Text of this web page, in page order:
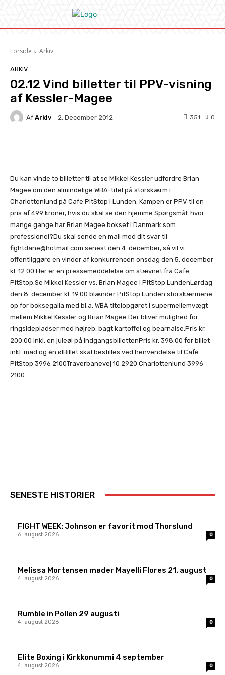
Forside Arkiv
ARKIV
02.12 Vind billetter til PPV-visning
af Kessler-Magee
Af Arkiv 2. December 2012 0
351
Du kan vinde to billetter til at se Mikkel Kessler udfordre Brian
Magee om den almindelige WBA-titel på storskærm i
Charlottenlund på Cafe PitStop i Lunden. Kampen er PPV til en
pris af 499 kroner, hvis du skal se den hjemme.Spørgsmål: hvor
mange gange har Brian Magee bokset i Danmark som
professionel?Du skal sende en mail med dit svar til
fightdane@hotmail.com senest den 4. december, så vil vi
offentliggøre en vinder af konkurrencen onsdag den 5. december
kl. 12.00.Her er en pressemeddelelse om stævnet fra Cafe
PitStop:Se Mikkel Kessler vs. Brian Magee i PitStop LundenLørdag
den 8. december kl. 19.00 blænder PitStop Lunden storskærmene
op for boksegalla med bl.a. WBA titelopgøret i supermellemvægt
mellem Mikkel Kessler og Brian Magee.Der bliver mulighed for
ringsidepladser med højreb, bagt kartoffel og bearnaise.Pris kr.
200,00 inkl. en juleøl på indgangsbillettenPris kr. 398,00 for billet
inkl. mad og én ølBillet skal bestilles ved henvendelse til Café
PitStop 3996 2100Traverbanevej 10 2920 Charlottenlund 3996
2100
SENESTE HISTORIER
FIGHT WEEK: Johnson er favorit mod Thorslund
6. august 2026 0
Melissa Mortensen møder Mayelli Flores 21. august
4. august 2026 0
Rumble in Pollen 29 augusti
4. august 2026 0
Elite Boxing i Kirkkonummi 4 september
4. august 2026 0